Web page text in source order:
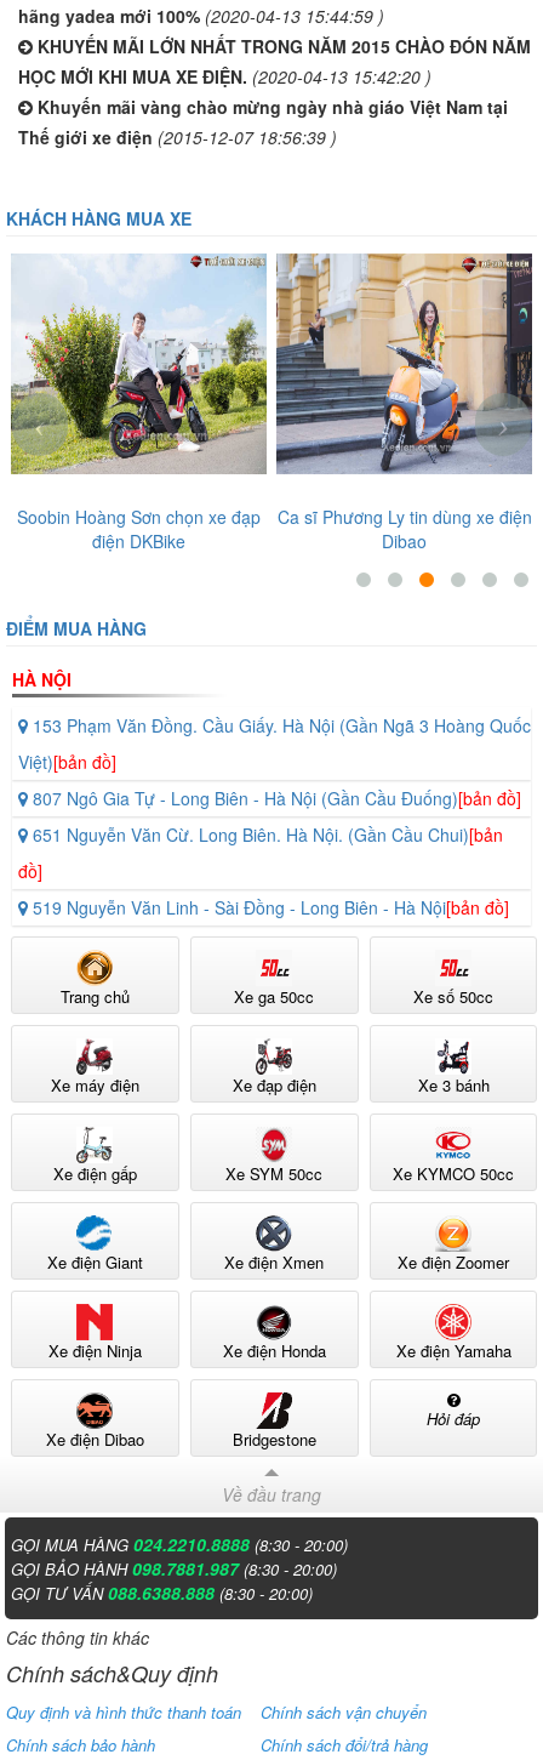
hãng yadea mới 100% (2020-04-13 15:44:59 )
KHUYẾN MÃI LỚN NHẤT TRONG NĂM 2015 CHÀO ĐÓN NĂM
HỌC MỚI KHI MUA XE ĐIỆN. (2020-04-13 15:42:20 )
Khuyến mãi vàng chào mừng ngày nhà giáo Việt Nam tại
Thế giới xe điện (2015-12-07 18:56:39 )
KHÁCH HÀNG MUA XE
Soobin Hoàng Sơn chọn xe đạp
điện DKBike
Ca sĩ Phương Ly tin dùng xe điện
Dibao
‹ ›
ĐIỂM MUA HÀNG
HÀ NỘI
153 Phạm Văn Đồng. Cầu Giấy. Hà Nội (Gần Ngã 3 Hoàng Quốc
Việt)[bản đồ]
807 Ngô Gia Tự - Long Biên - Hà Nội (Gần Cầu Đuống)[bản đồ]
651 Nguyễn Văn Cừ. Long Biên. Hà Nội. (Gần Cầu Chui)[bản
đồ]
519 Nguyễn Văn Linh - Sài Đồng - Long Biên - Hà Nội[bản đồ]
Trang chủ Xe ga 50cc Xe số 50cc
Xe máy điện Xe đạp điện Xe 3 bánh
Xe điện gấp Xe SYM 50cc Xe KYMCO 50cc
Xe điện Giant Xe điện Xmen Xe điện Zoomer
Xe điện Ninja Xe điện Honda Xe điện Yamaha
Xe điện Dibao Bridgestone
Hỏi đáp
Về đầu trang
GỌI MUA HÀNG024.2210.8888 (8:30 - 20:00)
GỌI BẢO HÀNH098.7881.987 (8:30 - 20:00)
GỌI TƯ VẤN088.6388.888 (8:30 - 20:00)
Các thông tin khác
Chính sách&Quy định
Quy định và hình thức thanh toán
Chính sách vận chuyển
Chính sách bảo hành
Chính sách đổi/trả hàng